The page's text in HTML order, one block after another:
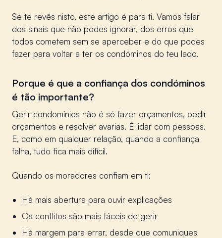
Se te revês nisto, este artigo é para ti. Vamos falar
dos sinais que não podes ignorar, dos erros que
todos cometem sem se aperceber e do que podes
fazer para voltar a ter os condóminos do teu lado.
Porque é que a confiança dos condóminos
é tão importante?
Gerir condomínios não é só fazer orçamentos, pedir
orçamentos e resolver avarias. É lidar com pessoas.
E, como em qualquer relação, quando a confiança
falha, tudo fica mais difícil.
Quando os moradores confiam em ti:
Há mais abertura para ouvir explicações
Os conflitos são mais fáceis de gerir
Há margem para errar, desde que comuniques